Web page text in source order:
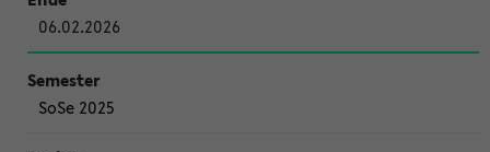
06.02.2026
SoSe 2025